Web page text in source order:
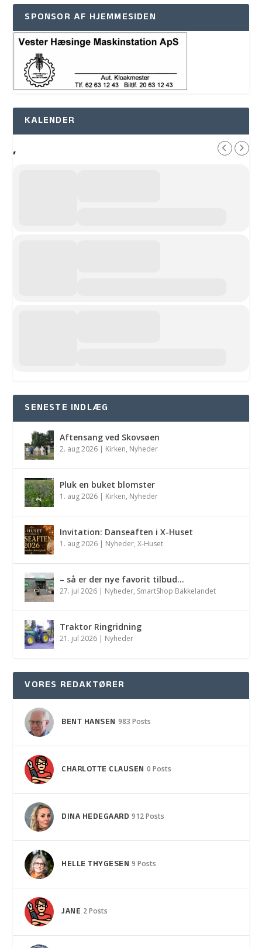
SPONSOR AF HJEMMESIDEN
KALENDER
,
SENESTE INDLÆG
Aftensang ved Skovsøen
2. aug 2026 | Kirken, Nyheder
Pluk en buket blomster
1. aug 2026 | Kirken, Nyheder
Invitation: Danseaften i X-Huset
1. aug 2026 | Nyheder,X-Huset
– så er der nye favorit tilbud…
27. jul 2026 | Nyheder, SmartShop Bakkelandet
Traktor Ringridning
21. jul 2026 | Nyheder
VORES REDAKTØRER
BENT HANSEN 983 Posts
CHARLOTTE CLAUSEN 0 Posts
DINA HEDEGAARD 912 Posts
HELLE THYGESEN 9 Posts
JANE 2 Posts